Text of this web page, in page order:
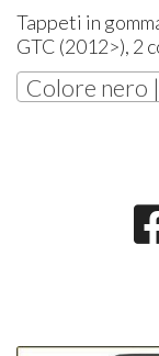
Tappeti in
GTC (2012>), 2
Colore nero